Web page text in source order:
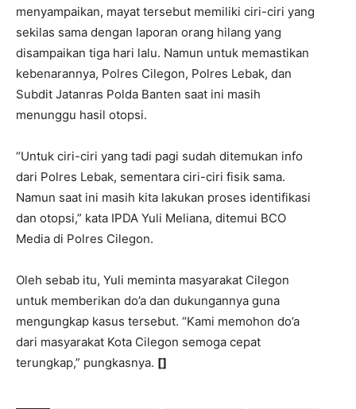
menyampaikan, mayat tersebut memiliki ciri-ciri yang
sekilas sama dengan laporan orang hilang yang
disampaikan tiga hari lalu. Namun untuk memastikan
kebenarannya, Polres Cilegon, Polres Lebak, dan
Subdit Jatanras Polda Banten saat ini masih
menunggu hasil otopsi.
“Untuk ciri-ciri yang tadi pagi sudah ditemukan info
dari Polres Lebak, sementara ciri-ciri fisik sama.
Namun saat ini masih kita lakukan proses identifikasi
dan otopsi,” kata IPDA Yuli Meliana, ditemui BCO
Media di Polres Cilegon.
Oleh sebab itu, Yuli meminta masyarakat Cilegon
untuk memberikan do’a dan dukungannya guna
mengungkap kasus tersebut. “Kami memohon do’a
dari masyarakat Kota Cilegon semoga cepat
terungkap,” pungkasnya. []